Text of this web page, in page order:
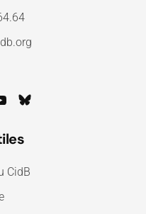
CidB